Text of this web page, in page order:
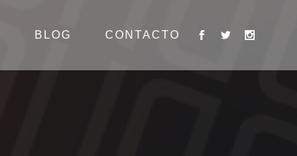
BLOG CONTACTO